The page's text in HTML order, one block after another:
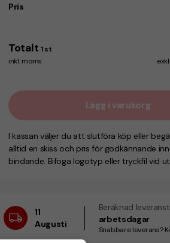
Pris
Totalt 1 st
inkl. moms
Lägg i varukorg
I kassan väljer du att slutföra köp eller
alltid en skiss och pris för godkännande
bindande. Bifoga logotyp eller tryckfil vid
11
Augusti
Beräknad
arbetsdagar
Snabbare leverans?